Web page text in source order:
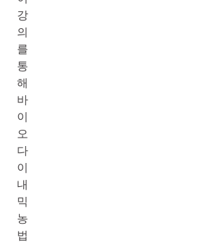
강
의
를
통
해
바
이
오
다
이
내
믹
농
법